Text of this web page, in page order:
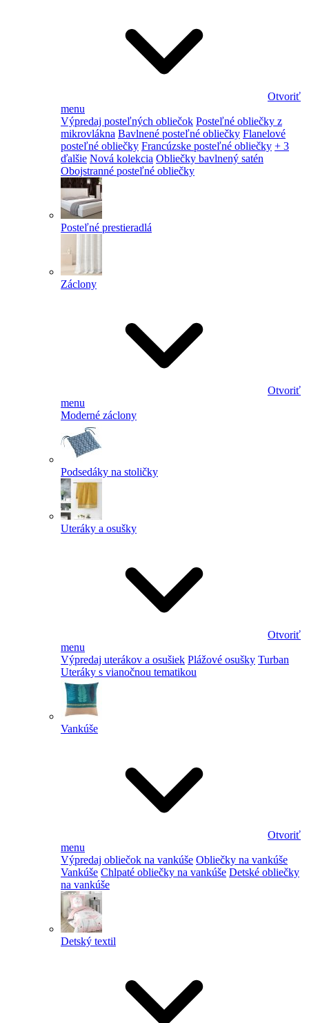
Otvoriť
menu
Výpredaj posteľných obliečok Posteľné obliečky z
mikrovlákna Bavlnené posteľné obliečky Flanelové
posteľné obliečky Francúzske posteľné obliečky + 3
ďalšie Nová kolekcia Obliečky bavlnený satén
Obojstranné posteľné obliečky
Posteľné prestieradlá
Záclony
Otvoriť
menu
Moderné záclony
Podsedáky na stoličky
Uteráky a osušky
Otvoriť
menu
Výpredaj uterákov a osušiek Plážové osušky Turban
Uteráky s vianočnou tematikou
Vankúše
Otvoriť
menu
Výpredaj obliečok na vankúše Obliečky na vankúše
Vankúše Chlpaté obliečky na vankúše Detské obliečky
na vankúše
Detský textil